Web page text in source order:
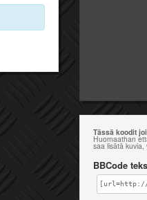
Tässä koodit
Huomaathan
saa lisätä kuvia,
BBCode
[url=http://